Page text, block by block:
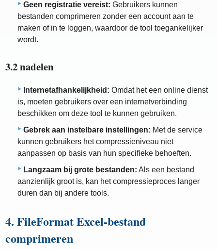
Geen registratie vereist: Gebruikers kunnen
bestanden comprimeren zonder een account aan te
maken of in te loggen, waardoor de tool toegankelijker
wordt.
3.2 nadelen
Internetafhankelijkheid: Omdat het een online dienst
is, moeten gebruikers over een internetverbinding
beschikken om deze tool te kunnen gebruiken.
Gebrek aan instelbare instellingen: Met de service
kunnen gebruikers het compressieniveau niet
aanpassen op basis van hun specifieke behoeften.
Langzaam bij grote bestanden: Als een bestand
aanzienlijk groot is, kan het compressieproces langer
duren dan bij andere tools.
4. FileFormat Excel-bestand
comprimeren